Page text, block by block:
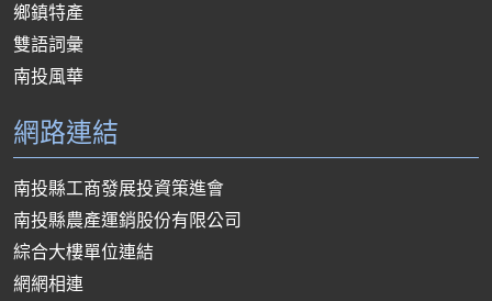
鄉鎮特產
雙語詞彙
南投風華
網路連結
南投縣工商發展投資策進會
南投縣農產運銷股份有限公司
綜合大樓單位連結
網網相連